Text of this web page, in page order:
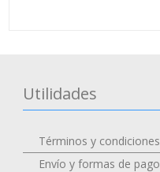
Utilidades
Términos y condiciones
Envío y formas de pago